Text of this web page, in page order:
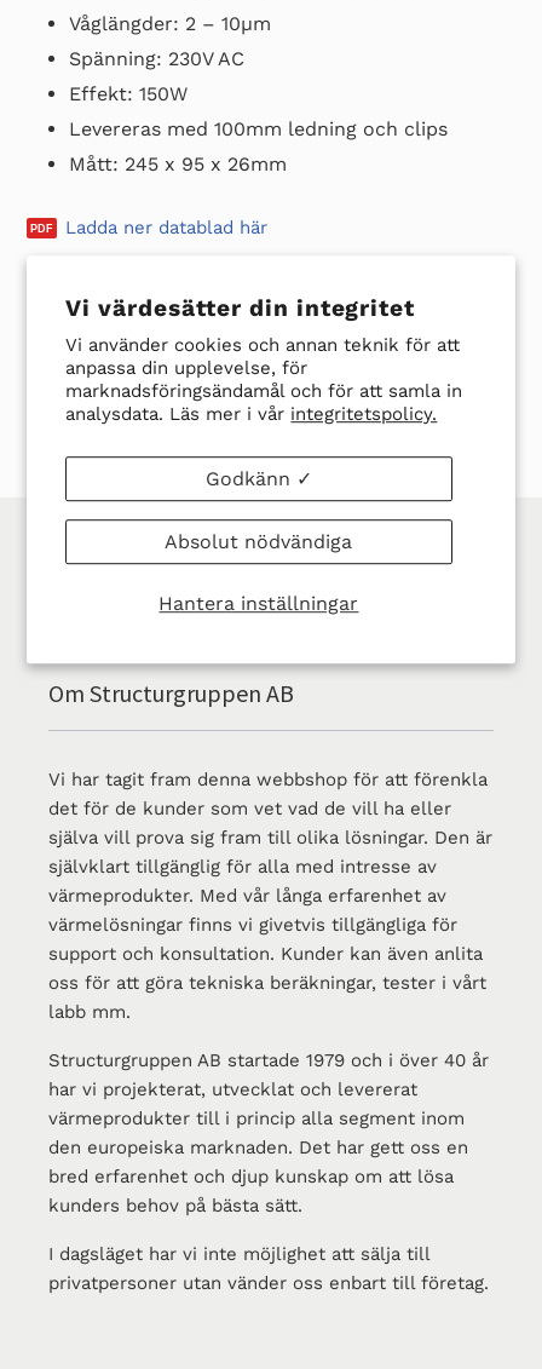
Vi värdesätter din integritet
Vi använder cookies och annan teknik för att
anpassa din upplevelse, för
marknadsföringsändamål och för att samla in
analysdata. Läs mer i vår integritetspolicy.
Hantera inställningar
Godkänn ✓
Absolut nödvändiga
varukorg
Våglängder: 2 – 10µm
Spänning: 230V AC
Effekt: 150W
Levereras med 100mm ledning och clips
Mått: 245 x 95 x 26mm
Ladda ner datablad här
DELADELA
PÅ
FACEBOOK
TWITTRATWITTRA
PÅ
TWITTER
SPARA
ALLA PRISER ÄR EXKL. MOMS
Om Structurgruppen AB
Vi har tagit fram denna webbshop för att förenkla
det för de kunder som vet vad de vill ha eller
själva vill prova sig fram till olika lösningar. Den är
självklart tillgänglig för alla med intresse av
värmeprodukter. Med vår långa erfarenhet av
värmelösningar finns vi givetvis tillgängliga för
support och konsultation. Kunder kan även anlita
oss för att göra tekniska beräkningar, tester i vårt
labb mm.
Structurgruppen AB startade 1979 och i över 40 år
har vi projekterat, utvecklat och levererat
värmeprodukter till i princip alla segment inom
den europeiska marknaden. Det har gett oss en
bred erfarenhet och djup kunskap om att lösa
kunders behov på bästa sätt.
I dagsläget har vi inte möjlighet att sälja till
privatpersoner utan vänder oss enbart till företag.